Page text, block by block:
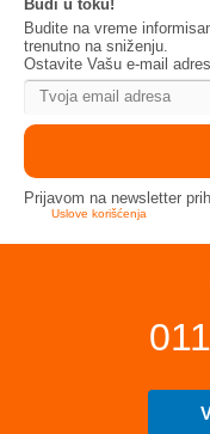
Budi u toku!
Budite na vreme
trenutno na sniženju.
Ostavite Vašu e-mail
Prijavom na newsletter
Uslove korišćenja